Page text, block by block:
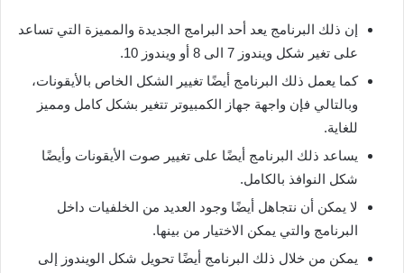
إن ذلك البرنامج يعد أحد البرامج الجديدة والمميزة التي تساعد
على تغير شكل ويندوز 7 الى 8 أو ويندوز 10.
كما يعمل ذلك البرنامج أيضًا تغيير الشكل الخاص بالأيقونات،
وبالتالي فإن واجهة جهاز الكمبيوتر تتغير بشكل كامل ومميز
للغاية.
يساعد ذلك البرنامج أيضًا على تغيير صوت الأيقونات وأيضًا
شكل النوافذ بالكامل.
لا يمكن أن نتجاهل أيضًا وجود العديد من الخلفيات داخل
البرنامج والتي يمكن الاختيار من بينها.
يمكن من خلال ذلك البرنامج أيضًا تحويل شكل الويندوز إلى